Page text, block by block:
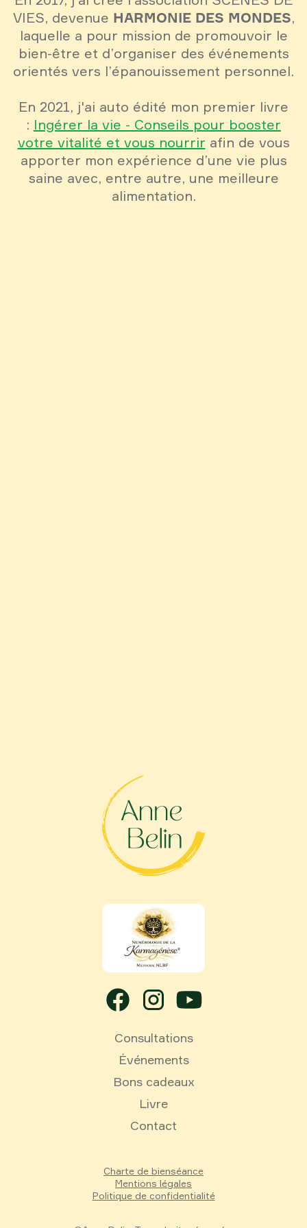
VIES, devenue HARMONIE DES MONDES,
laquelle a pour mission de promouvoir le
bien-être et d’organiser des événements
orientés vers l’épanouissement personnel.
En 2021, j'ai auto édité mon premier livre
: Ingérer la vie - Conseils pour booster
votre vitalité et vous nourrir afin de vous
apporter mon expérience d’une vie plus
saine avec, entre autre, une meilleure
alimentation.
Consultations
Événements
Bons cadeaux
Livre
Contact
Charte de bienséance
Mentions légales
Politique de confidentialité